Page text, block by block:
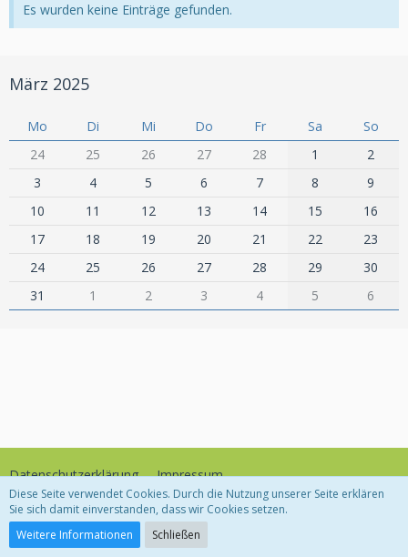
Es wurden keine Einträge gefunden.
März 2025
Mo Di Mi Do Fr Sa
So
24
25 26 27 28 1
2
3
4 5 6 7 8
9
10
11 12 13 14 15
16
17
18 19 20 21 22
23
24
25 26 27 28 29
30
31
1 2 3 4 5 6
Datenschutzerklärung Impressum
Community-Software:
Diese Seite verwendet Cookies. Durch die Nutzung unserer Seite erklären
Sie sich damit einverstanden, dass wir Cookies setzen.
Weitere Informationen
Schließen